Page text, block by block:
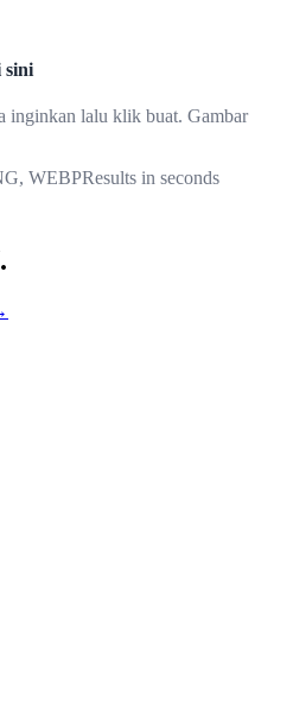
sini
inginkan lalu klik buat. Gambar
WEBPResults in seconds